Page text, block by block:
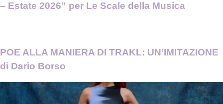
– Estate 2026” per Le Scale della Musica
POE ALLA MANIERA DI TRAKL: UN’IMITAZIONE
di Dario Borso